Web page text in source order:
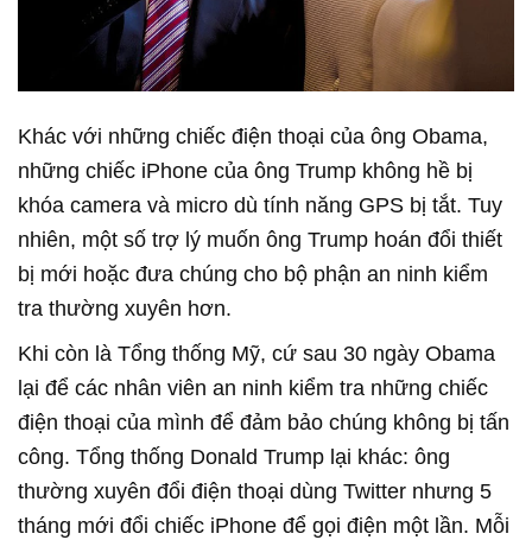
Khác với những chiếc điện thoại của ông Obama,
những chiếc iPhone của ông Trump không hề bị
khóa camera và micro dù tính năng GPS bị tắt. Tuy
nhiên, một số trợ lý muốn ông Trump hoán đổi thiết
bị mới hoặc đưa chúng cho bộ phận an ninh kiểm
tra thường xuyên hơn.
Khi còn là Tổng thống Mỹ, cứ sau 30 ngày Obama
lại để các nhân viên an ninh kiểm tra những chiếc
điện thoại của mình để đảm bảo chúng không bị tấn
công. Tổng thống Donald Trump lại khác: ông
thường xuyên đổi điện thoại dùng Twitter nhưng 5
tháng mới đổi chiếc iPhone để gọi điện một lần. Mỗi